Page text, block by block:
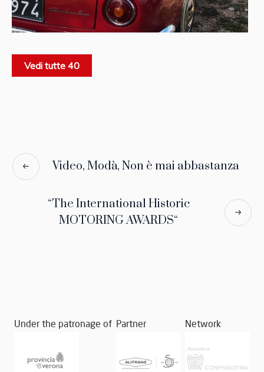
Vedi tutte 40
Video, Modà, Non è mai abbastanza
“The International Historic
MOTORING AWARDS“
Under the patronage of Partner Network